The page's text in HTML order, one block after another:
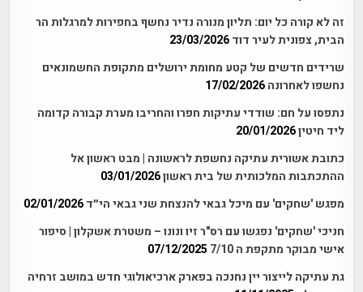
זה לא קורה כל יום: תליון מנורה נדיר נחשף בחפירות למרגלות הר
הבית, צפונית לעיר דוד 23/03/2026
שרידים חדשים של קטע מחומת ירושלים מתקופת החשמונאים
נחשפו לאחרונה 17/02/2026
נתפסו על חם: שודדי עתיקות חפרו והחריבו מערת קבורה קדומה
ליד חיטין20/01/2026
כתובת אשורית עתיקה נחשפת לראשונה | מבט ראשון אל
ההתכתבות המלכותית של בית ראשון03/01/2026
מפגש 'שחקים' עם מיכל גבאי להנצחת שני גבאי הי״ד 02/01/2026
חניכי 'שחקים' נפגשו עם רס"ר זיו ונונו – משטרת אשקלון | סיפור
אישי מבוקר מתקפת ה 7/10
07/12/2025
גת עתיקה לייצור יין נחנכה בפארק ארכיאולוגי חדש במושב זרחיה